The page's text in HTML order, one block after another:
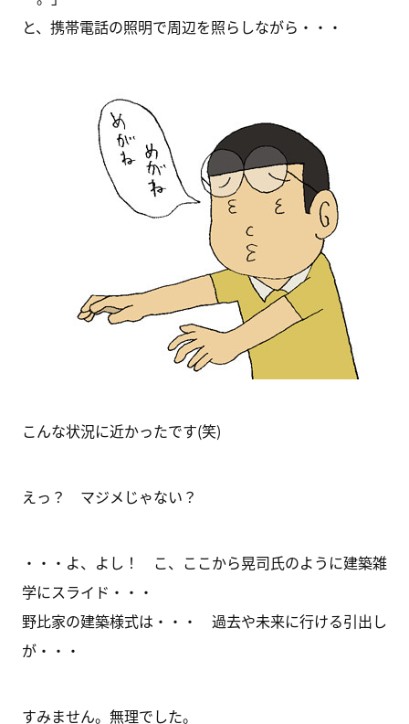
と、携帯電話の照明で周辺を照らしながら・・・
こんな状況に近かったです(笑)
えっ？ マジメじゃない？
・・・よ、よし！ こ、ここから晃司氏のように建築雑
学にスライド・・・
野比家の建築様式は・・・ 過去や未来に行ける引出し
が・・・
すみません。無理でした。